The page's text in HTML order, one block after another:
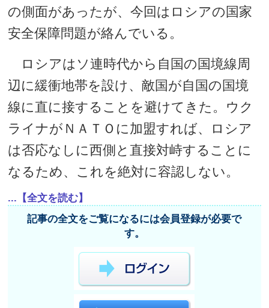
の側面があったが、今回はロシアの国家
安全保障問題が絡んでいる。
ロシアはソ連時代から自国の国境線周
辺に緩衝地帯を設け、敵国が自国の国境
線に直に接することを避けてきた。ウク
ライナがＮＡＴＯに加盟すれば、ロシア
は否応なしに西側と直接対峙することに
なるため、これを絶対に容認しない。
...【全文を読む】
記事の全文をご覧になるには会員登録が必要で
す。